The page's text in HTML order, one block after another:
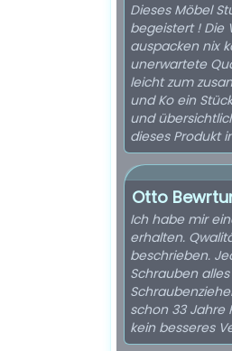
Dieses Möbel
begeistert ! Die
auspacken nix
unerwartete
leicht zum
und Ko ein
und
dieses Produkt
Otto
Ich habe mir
erhalten.
beschrieben.
Schrauben
schon 33 Jahre
kein besseres